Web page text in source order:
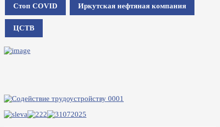
Стоп COVID Иркутская нефтяная компания
ЦСТВ